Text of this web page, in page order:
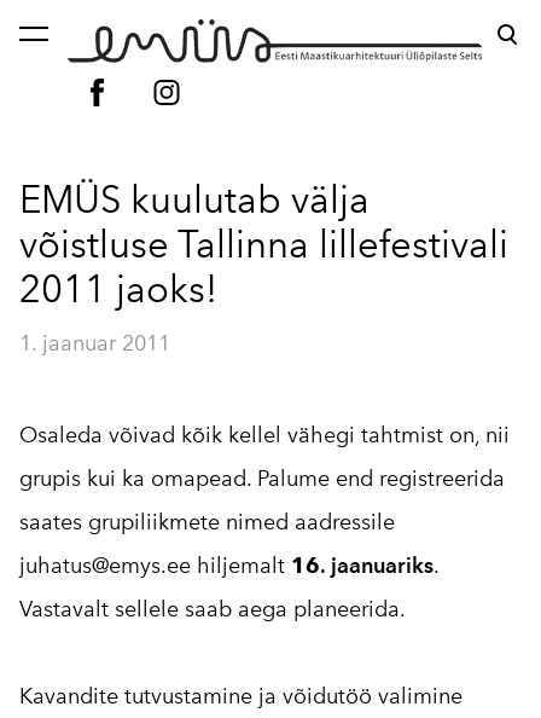
lisati ostukorvi. Vaata ostukorvi
EMÜS kuulutab välja
võistluse Tallinna lillefestivali
2011 jaoks!
1. jaanuar 2011
Osaleda võivad kõik kellel vähegi tahtmist on, nii
grupis kui ka omapead. Palume end registreerida
saates grupiliikmete nimed aadressile
juhatus@emys.ee hiljemalt 16. jaanuariks.
Vastavalt sellele saab aega planeerida.
Kavandite tutvustamine ja võidutöö valimine